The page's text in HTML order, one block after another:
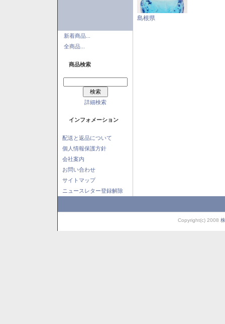
新着商品...
全商品...
商品検索
詳細検索
インフォメーション
配送と返品について
個人情報保護方針
会社案内
お問い合わせ
サイトマップ
ニュースレター登録解除
島根県
Copyright(c) 2008